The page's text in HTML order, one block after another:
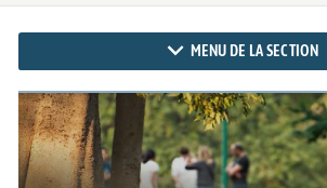
MENU DE LA SECTION